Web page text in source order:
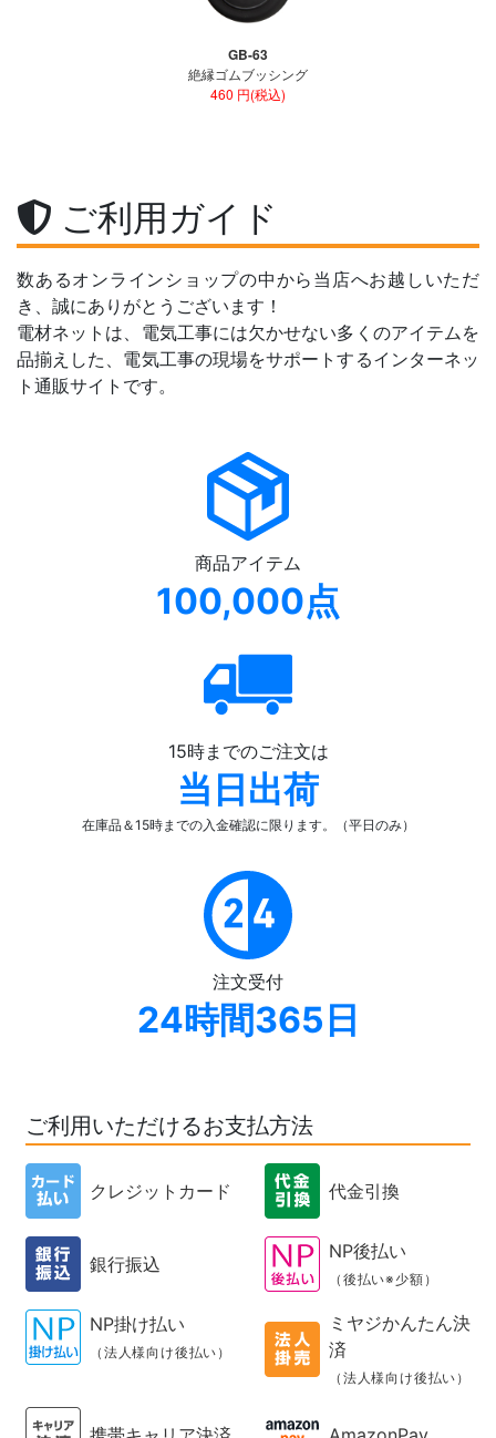
GB-63
絶縁ゴムブッシング
460 円(税込)
ご利用ガイド
数あるオンラインショップの中から当店へお越しいただ
き、誠にありがとうございます！
電材ネットは、電気工事には欠かせない多くのアイテムを
品揃えした、電気工事の現場をサポートするインターネッ
ト通販サイトです。
商品アイテム
100,000点
15時までのご注文は
当日出荷
在庫品＆15時までの入金確認に限ります。（平日のみ）
注文受付
24時間365日
ご利用いただけるお支払方法
クレジットカード 代金引換
銀行振込
NP後払い
（後払い※少額）
NP掛け払い
（法人様向け後払い）
ミヤジかんたん決
済
（法人様向け後払い）